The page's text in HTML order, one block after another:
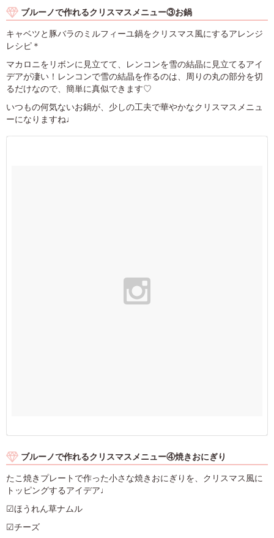
ブルーノで作れるクリスマスメニュー③お鍋
キャベツと豚バラのミルフィーユ鍋をクリスマス風にするアレンジ
レシピ＊
マカロニをリボンに見立てて、レンコンを雪の結晶に見立てるアイ
デアが凄い！レンコンで雪の結晶を作るのは、周りの丸の部分を切
るだけなので、簡単に真似できます♡
いつもの何気ないお鍋が、少しの工夫で華やかなクリスマスメニュ
ーになりますね♩
ブルーノで作れるクリスマスメニュー④焼きおにぎり
たこ焼きプレートで作った小さな焼きおにぎりを、クリスマス風に
トッピングするアイデア♩
☑ほうれん草ナムル
☑チーズ